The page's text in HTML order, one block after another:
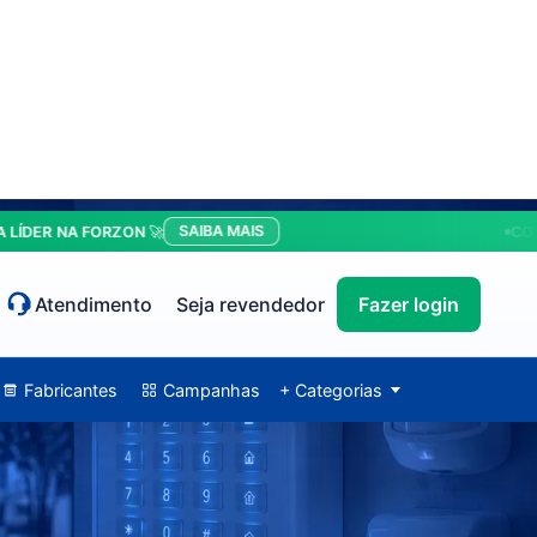
NA FORZON 🚀 SAIBA MAIS
Atendimento Seja revendedor Fazer login
Fabricantes Campanhas + Categorias